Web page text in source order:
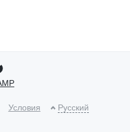
Условия Русский